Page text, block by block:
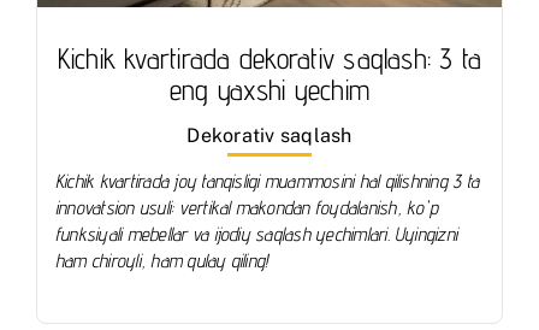
Kichik kvartirada dekorativ saqlash: 3 ta
eng yaxshi yechim
Dekorativ saqlash
Kichik kvartirada joy tanqisligi muammosini hal qilishning 3 ta
innovatsion usuli: vertikal makondan foydalanish, ko'p
funksiyali mebellar va ijodiy saqlash yechimlari. Uyingizni
ham chiroyli, ham qulay qiling!